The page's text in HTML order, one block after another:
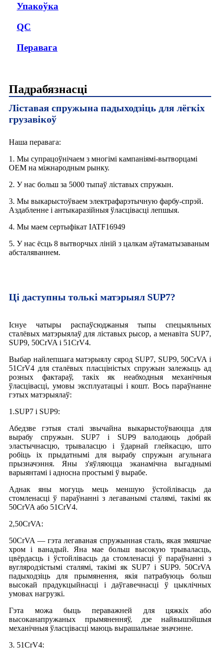
Упакоўка
QC
Перавага
Падрабязнасці
Ліставая спружына падыходзіць для лёгкіх
грузавікоў
Наша перавага:
1. Мы супрацоўнічаем з многімі кампаніямі-вытворцамі
OEM на міжнародным рынку.
2. У нас больш за 5000 тыпаў ліставых спружын.
3. Мы выкарыстоўваем электрафарэтычную фарбу-спрэй.
Аздабленне і антыкаразійныя ўласцівасці лепшыя.
4. Мы маем сертыфікат IATF16949
5. У нас ёсць 8 вытворчых ліній з цалкам аўтаматызаваным
абсталяваннем.
Ці даступны толькі матэрыял SUP7?
Існуе чатыры распаўсюджаныя тыпы спецыяльных
сталёвых матэрыялаў для ліставых рысор, а менавіта SUP7,
SUP9, 50CrVA і 51CrV4.
Выбар найлепшага матэрыялу сярод SUP7, SUP9, 50CrVA і
51CrV4 для сталёвых пласціністых спружын залежыць ад
розных фактараў, такіх як неабходныя механічныя
ўласцівасці, умовы эксплуатацыі і кошт. Вось параўнанне
гэтых матэрыялаў:
1.SUP7 і SUP9:
Абедзве гэтыя сталі звычайна выкарыстоўваюцца для
вырабу спружын. SUP7 і SUP9 валодаюць добрай
эластычнасцю, трываласцю і ўдарнай глейкасцю, што
робіць іх прыдатнымі для вырабу спружын агульнага
прызначэння. Яны з'яўляюцца эканамічна выгаднымі
варыянтамі і адносна простымі ў вырабе.
Аднак яны могуць мець меншую ўстойлівасць да
стомленасці ў параўнанні з легаванымі сталямі, такімі як
50CrVA або 51CrV4.
2,50CrVA:
50CrVA — гэта легаваная спружынная сталь, якая змяшчае
хром і ванадый. Яна мае больш высокую трываласць,
цвёрдасць і ўстойлівасць да стомленасці ў параўнанні з
вугляродзістымі сталямі, такімі як SUP7 і SUP9. 50CrVA
падыходзіць для прымянення, якія патрабуюць больш
высокай прадукцыйнасці і даўгавечнасці ў цыклічных
умовах нагрузкі.
Гэта можа быць пераважней для цяжкіх або
высоканапружаных прымяненняў, дзе найвышэйшыя
механічныя ўласцівасці маюць вырашальнае значэнне.
3. 51CrV4: